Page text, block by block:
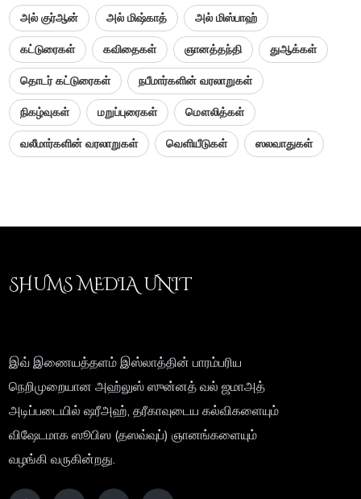
அல் குர்ஆன் அல் மிஷ்காத் அல் மிஸ்பாஹ்
கட்டுரைகள் கவிதைகள் ஞானத்தந்தி துஆக்கள்
தொடர் கட்டுரைகள் நபீமார்களின் வரலாறுகள்
நிகழ்வுகள் மறுப்புரைகள் மௌலித்கள்
வலீமார்களின் வரலாறுகள் வெளியீடுகள் ஸலவாதுகள்
SHUMS MEDIA UNIT
இவ் இணையத்தளம் இஸ்லாத்தின் பாரம்பரிய
நெறிமுறையான அஹ்லுஸ் ஸுன்னத் வல் ஜமாஅத்
அடிப்படையில் ஷரீஅஹ், தரீகாவுடைய கல்விகளையும்
விஷேடமாக ஸூபிஸ (தஸவ்வுப்) ஞானங்களையும்
வழங்கி வருகின்றது.